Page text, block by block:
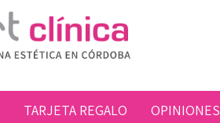
TARJETA REGALO OPINIONES